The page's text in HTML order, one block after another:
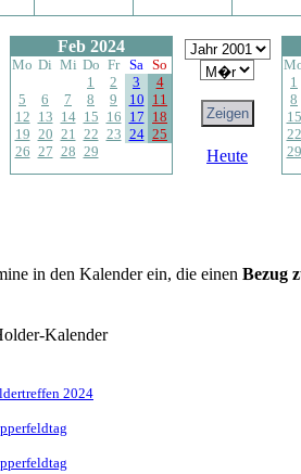
Feb 2024
Mo Di Mi Do Fr Sa So
1
2 3
4
5
6 7 8 9 10 11
12 13 14 15 16 17 18
19 20 21 22 23 24 25
26 27 28 29 Heute
1
8
15
22
29
in den Kalender ein, die einen Bezug
Kalender
2024